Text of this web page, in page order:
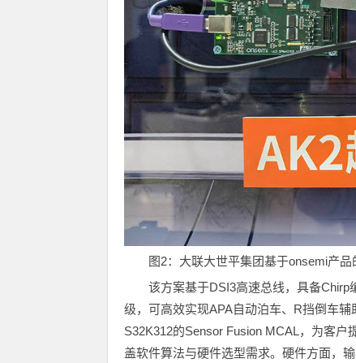
图2：大联大世平集团基于onsemi产
该方案基于DSI3高速总线，具备
级，可高效实现APA自动泊车、R挡倒车
S32K312的Sensor Fusion MCAL，为客
盖软件算法与硬件选型需求。硬件方面，